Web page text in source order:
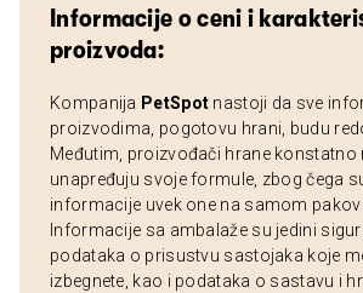
Informacije o ceni i
proizvoda:
Kompanija PetSpot nastoji da sve
proizvodima, pogotovu hrani, budu
Međutim, proizvođači hrane konstatno
unapređuju svoje formule, zbog čega
informacije uvek one na samom
Informacije sa ambalaže su jedini
podataka o prisustvu sastojaka koje
izbegnete, kao i podataka o sastavu i